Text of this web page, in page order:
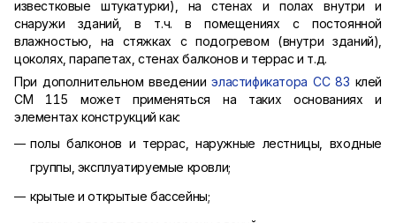
известковые штукатурки), на стенах и полах внутри и
снаружи зданий, в т.ч. в помещениях с постоянной
влажностью, на стяжках с подогревом (внутри зданий),
цоколях, парапетах, стенах балконов и террас и т.д.
При дополнительном введенииэластификатора СС 83 клей
СМ 115 может применяться на таких основаниях и
элементах конструкций как:
полы балконов и террас, наружные лестницы, входные
группы, эксплуатируемые кровли;
крытые и открытые бассейны;